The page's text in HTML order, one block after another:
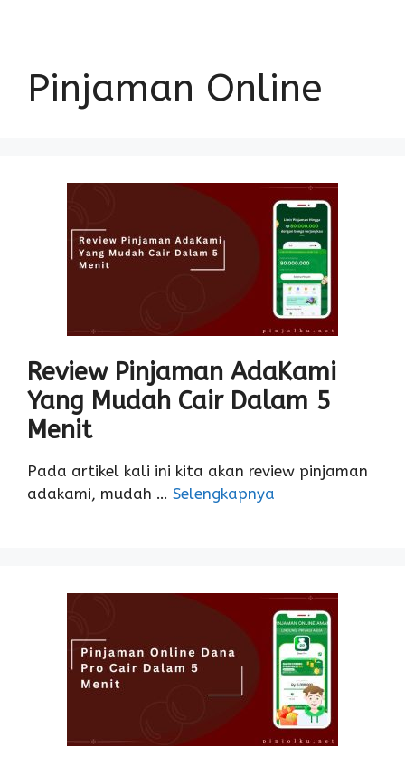
Pinjaman Online
Review Pinjaman AdaKami
Yang Mudah Cair Dalam 5
Menit
Pada artikel kali ini kita akan review pinjaman
adakami, mudah … Selengkapnya